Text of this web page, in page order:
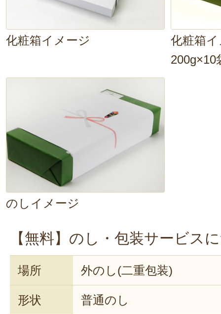
化粧箱イメージ
化粧箱
200g×10
のしイメージ
【無料】のし・包装サービス
場所 外のし(二重包装)
形状 普通のし